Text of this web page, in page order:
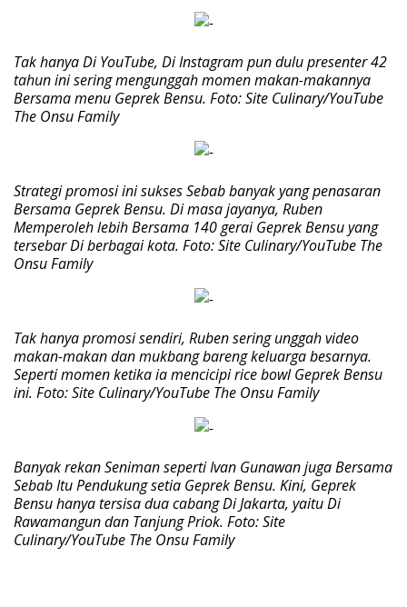
Tak hanya Di YouTube, Di Instagram pun dulu presenter 42
tahun ini sering mengunggah momen makan-makannya
Bersama menu Geprek Bensu. Foto: Site Culinary/YouTube
The Onsu Family
Strategi promosi ini sukses Sebab banyak yang penasaran
Bersama Geprek Bensu. Di masa jayanya, Ruben
Memperoleh lebih Bersama 140 gerai Geprek Bensu yang
tersebar Di berbagai kota. Foto: Site Culinary/YouTube The
Onsu Family
Tak hanya promosi sendiri, Ruben sering unggah video
makan-makan dan mukbang bareng keluarga besarnya.
Seperti momen ketika ia mencicipi rice bowl Geprek Bensu
ini. Foto: Site Culinary/YouTube The Onsu Family
Banyak rekan Seniman seperti Ivan Gunawan juga Bersama
Sebab Itu Pendukung setia Geprek Bensu. Kini, Geprek
Bensu hanya tersisa dua cabang Di Jakarta, yaitu Di
Rawamangun dan Tanjung Priok. Foto: Site
Culinary/YouTube The Onsu Family